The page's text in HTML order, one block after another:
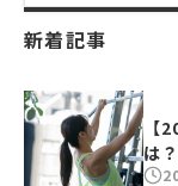
新着記事
【
は